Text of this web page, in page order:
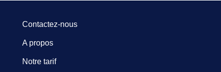
Contactez-nous
A propos
Notre tarif